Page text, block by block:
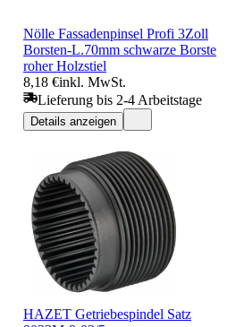
Nölle Fassadenpinsel Profi 3Zoll
Borsten-L.70mm schwarze Borste
roher Holzstiel
8,18 €inkl. MwSt.
Lieferung bis 2-4 Arbeitstage
Details anzeigen
HAZET Getriebespindel Satz